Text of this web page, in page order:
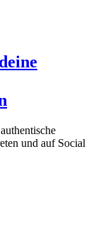
und auf Social